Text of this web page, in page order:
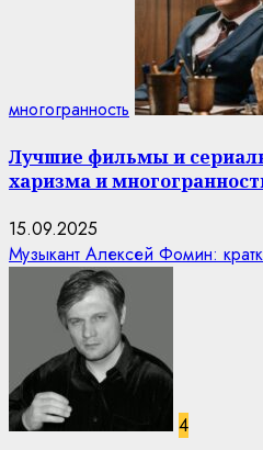
многогранность
Лучшие фильмы и
харизма и
15.09.2025
Музыкант Алексей Фомин:
4